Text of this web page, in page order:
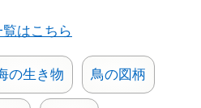
はこちら
の生き物 鳥の図柄